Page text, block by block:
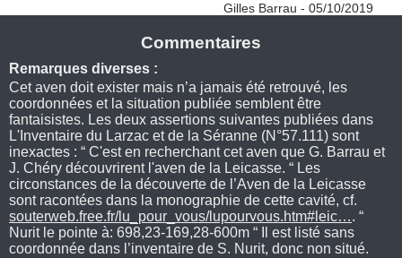
Gilles Barrau - 05/10/2019
Commentaires
Remarques diverses :
Cet aven doit exister mais n’a jamais été retrouvé, les
coordonnées et la situation publiée semblent être
fantaisistes. Les deux assertions suivantes publiées dans
L'Inventaire du Larzac et de la Séranne (N°57.111) sont
inexactes : “ C'est en recherchant cet aven que G. Barrau et
J. Chéry découvrirent l'aven de la Leicasse. “ Les
circonstances de la découverte de l’Aven de la Leicasse
sont racontées dans la monographie de cette cavité, cf.
souterweb.free.fr/lu_pour_vous/lupourvous.htm#leic…. “
Nurit le pointe à: 698,23-169,28-600m “ Il est listé sans
coordonnée dans l’inventaire de S. Nurit, donc non situé.